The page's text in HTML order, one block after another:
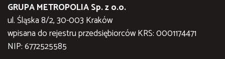
GRUPA METROPOLIA Sp. z o.o.
ul. Śląska 8/2, 30-003 Kraków
wpisana do rejestru przedsiębiorców KRS: 0001174471
NIP: 6772525585